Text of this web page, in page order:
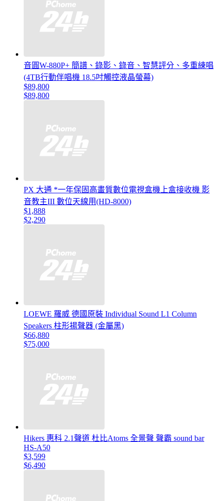
音圓W-880P+ 簡譜、錄影、錄音、智慧評分、多重練唱
(4TB行動伴唱機 18.5吋觸控液晶螢幕)
$89,800
$89,800
PX 大通 *一年保固高畫質數位電視盒機上盒接收機 影
音教主III 數位天線用(HD-8000)
$1,888
$2,290
LOEWE 羅威 德國原裝 Individual Sound L1 Column
Speakers 柱形揚聲器 (金屬黑)
$66,880
$75,000
Hikers 惠科 2.1聲道 杜比Atoms 全景聲 聲霸 sound bar
HS-A50
$3,599
$6,490